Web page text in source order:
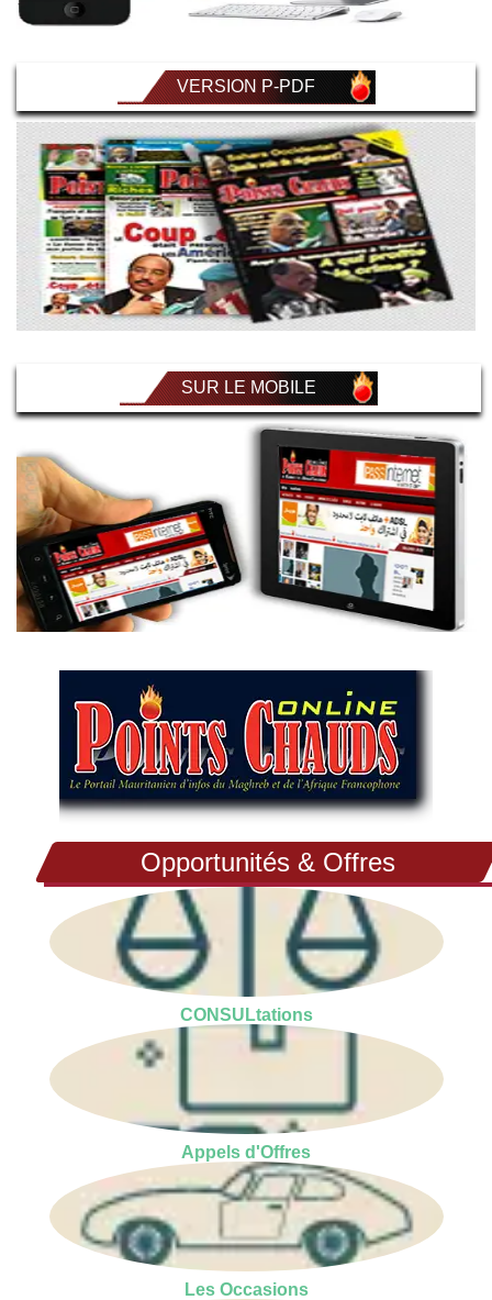
VERSION P-PDF
SUR LE MOBILE
Opportunités & Offres
CONSULtations
Appels d'Offres
Les Occasions